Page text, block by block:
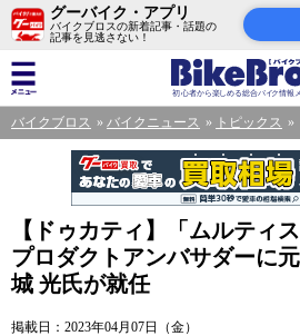
グーバイク・アプリ
バイクブロスの新着記事・話題の
記事を見逃さない！
バイクブロス バイクニュース トピックス
【ドゥカティ】「ムルティ
プロダクトアンバサダーに
城 光氏が就任
掲載日：2023年04月07日（金）